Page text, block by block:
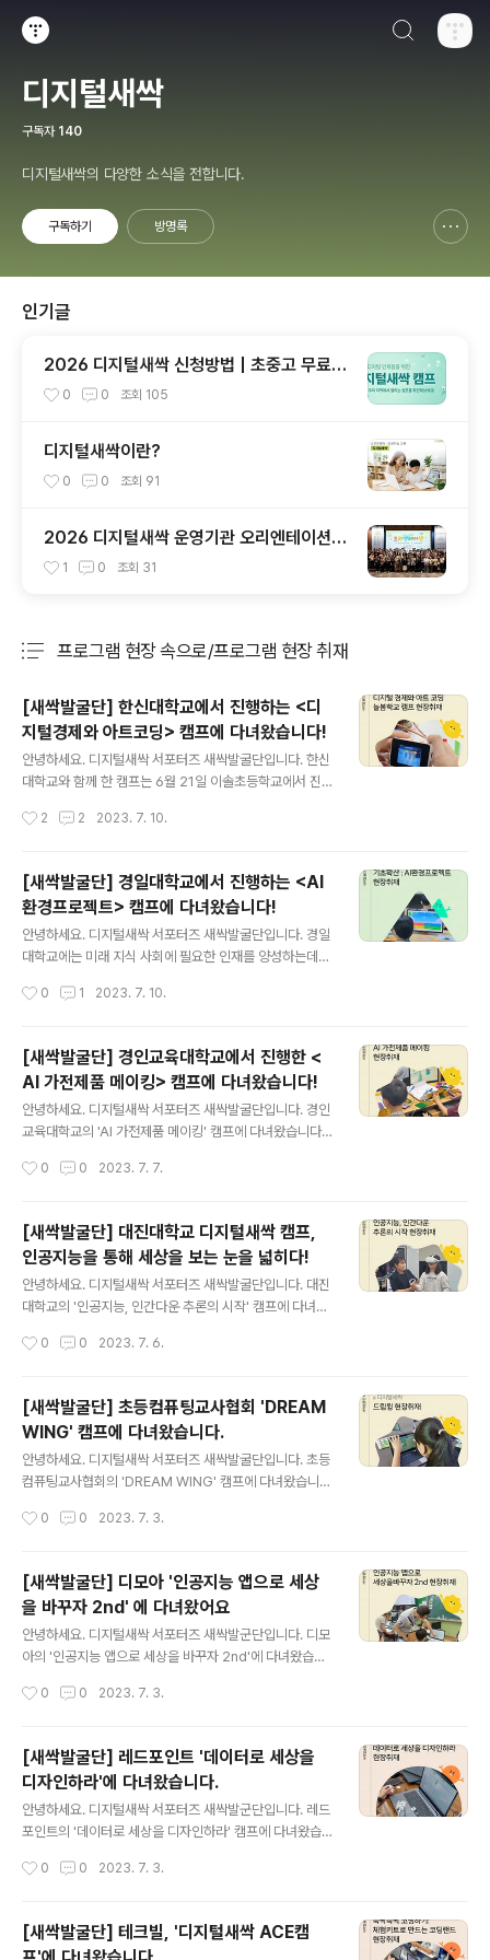
디지털새싹
구독자 140
디지털새싹의 다양한 소식을 전합니다.
구독하기 방명록
인기글
2026 디지털새싹 신청방법 | 초중고 무료 A
I·SW 교육 프로그램
0 0 조회 105
디지털새싹이란?
0 0 조회 91
2026 디지털새싹 운영기관 오리엔테이션을
진행했습니다! 🌱
1 0 조회 31
프로그램 현장 속으로/프로그램 현장 취재
[새싹발굴단] 한신대학교에서 진행하는 <디
지털경제와 아트코딩> 캠프에 다녀왔습니다!
안녕하세요. 디지털새싹 서포터즈 새싹발굴단입니다. 한신
대학교와 함께 한 캠프는 6월 21일 이솔초등학교에서 진
아보고, ‘마이크로비트’를 활용한 응용 게임을 해보았습니
릭해주세요! ★콘텐츠 바로가기: https://blog.naver.co
m/new_sac/223149332418 [디지털새싹 새싹발굴
단] 한신대학교에서 진행하는 교육캠프에 다녀왔 [디지털
새싹 새싹발굴단] 한신대학교에서 진행하는 교육캠프에 다
녀왔습니... blog.naver.com
2 2 2023. 7. 10.
[새싹발굴단] 경일대학교에서 진행하는 <AI
환경프로젝트> 캠프에 다녀왔습니다!
안녕하세요. 디지털새싹 서포터즈 새싹발굴단입니다. 경일
대학교에는 미래 지식 사회에 필요한 인재를 양성하는데
지능과 다양한 분야를 융합하는 진로 탐색에 집중하고 있
링크를 클릭해주세요! ★콘텐츠 바로가기: https://blog.
naver.com/new_sac/223148394391 [디지털새싹
새싹발굴단] 경일대학교에서 진행하는 교육캠프에 다녀왔
습니다! [디지털새싹 새싹발굴단] 경일대학교에서 진행하
는 교육캠프에 다녀왔습니다! 디... blog.naver.com
0 1 2023. 7. 10.
[새싹발굴단] 경인교육대학교에서 진행한 <
AI 가전제품 메이킹> 캠프에 다녀왔습니다!
안녕하세요. 디지털새싹 서포터즈 새싹발굴단입니다. 경인
교육대학교의 'AI 가전제품 메이킹' 캠프에 다녀왔습니다.
센서를 활용한 선풍기를 만들기를 진행했는데요. 캠프가
요! ★콘텐츠 바로가기: https://blog.naver.com/new_
sac/223146720005 [디지털새싹 새싹발굴단] 경인교
육대학교에서 진행한 캠프에 다녀왔습니다 [디지털새싹 새
싹발굴단] 경인교육대학교에서 진행한 캠프에 다녀왔습니
다! ... blog.naver.com
0 0 2023. 7. 7.
[새싹발굴단] 대진대학교 디지털새싹 캠프,
인공지능을 통해 세상을 보는 눈을 넓히다!
안녕하세요. 디지털새싹 서포터즈 새싹발굴단입니다. 대진
대학교의 '인공지능, 인간다운 추론의 시작' 캠프에 다녀왔
인공지능에 대해 토론하고 직접 설계해 볼 수 있으며, 다양
이션 기반 프로젝트형 프로그램이었습니다! 캠프가 궁금하
시다면 지금 바로 이미지 혹은 링크를 클릭해주세요! ★콘
텐츠 바로가기: https://blog.naver.com/new_sac/22
3142856742 [디지털새싹 새싹발굴단] 대진대학교 디지
털새싹 교육캠프, 인공지능을 통해 세상을 보는 눈을 [디지
공지능을 통해 세상을 보는 눈을 넓히다! 안... blog.nave
0 0 2023. 7. 6.
[새싹발굴단] 초등컴퓨팅교사협회 'DREAM
WING' 캠프에 다녀왔습니다.
안녕하세요. 디지털새싹 서포터즈 새싹발굴단입니다. 초등
컴퓨팅교사협회의 'DREAM WING' 캠프에 다녀왔습니
시간이었습니다. 캠프가 궁금하시다면 지금 바로 이미지
og.naver.com/new_sac/223142855886 [디지털
새싹 새싹발굴단] ATC초등컴퓨팅교사협회에서 진행하는
교육캠프에 다녀왔습니 [디지털새싹 새싹발굴단] ATC초
등컴퓨팅교사협회에서 진행하는 교육캠프에 ... blog.nav
er.com
0 0 2023. 7. 3.
[새싹발굴단] 디모아 '인공지능 앱으로 세상
을 바꾸자 2nd' 에 다녀왔어요
안녕하세요. 디지털새싹 서포터즈 새싹발군단입니다. 디모
아의 '인공지능 앱으로 세상을 바꾸자 2nd'에 다녀왔습니
니다. 캠프가 궁금하시다면 지금 바로 이미지 혹은 아래 링
ver.com/new_sac/223142844217 [디지털새싹 새
싹발굴단] 디모아에서 진행하는 교육 캠프에 [디지털새싹
새싹발굴단] 디모아에서 진행하는 교육 캠프에 다... blog.
naver.com
0 0 2023. 7. 3.
[새싹발굴단] 레드포인트 '데이터로 세상을
디자인하라'에 다녀왔습니다.
안녕하세요. 디지털새싹 서포터즈 새싹발군단입니다. 레드
포인트의 '데이터로 세상을 디자인하라' 캠프에 다녀왔습
습니다. 캠프가 궁금하시다면 지금 바로 이미지 혹은 아래
naver.com/new_sac/223142037337
0 0 2023. 7. 3.
[새싹발굴단] 테크빌, '디지털새싹 ACE캠